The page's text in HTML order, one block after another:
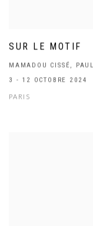
SUR LE MOTIF
MAMADOU CISSÉ,
3 - 12 OCTOBRE 2024
PARIS